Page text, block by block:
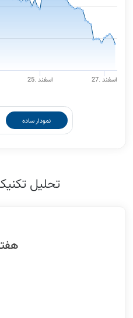
25. اسفند 27. اسفند
نمودار ساده
تحلیل